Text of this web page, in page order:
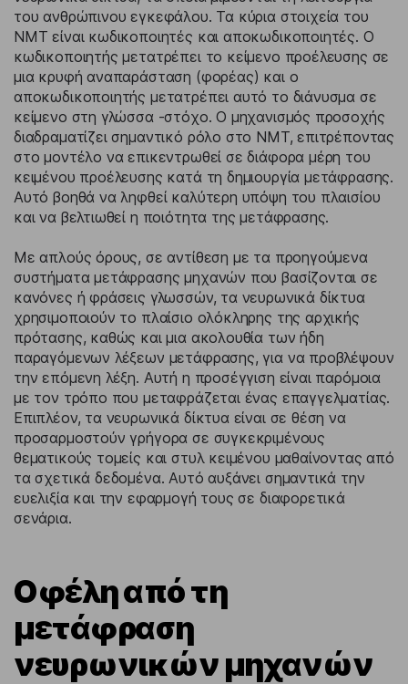
του ανθρώπινου εγκεφάλου. Τα κύρια στοιχεία του
NMT είναι κωδικοποιητές και αποκωδικοποιητές. Ο
κωδικοποιητής μετατρέπει το κείμενο προέλευσης σε
μια κρυφή αναπαράσταση (φορέας) και ο
αποκωδικοποιητής μετατρέπει αυτό το διάνυσμα σε
κείμενο στη γλώσσα -στόχο. Ο μηχανισμός προσοχής
διαδραματίζει σημαντικό ρόλο στο NMT, επιτρέποντας
στο μοντέλο να επικεντρωθεί σε διάφορα μέρη του
κειμένου προέλευσης κατά τη δημιουργία μετάφρασης.
Αυτό βοηθά να ληφθεί καλύτερη υπόψη του πλαισίου
και να βελτιωθεί η ποιότητα της μετάφρασης.
Με απλούς όρους, σε αντίθεση με τα προηγούμενα
συστήματα μετάφρασης μηχανών που βασίζονται σε
κανόνες ή φράσεις γλωσσών, τα νευρωνικά δίκτυα
χρησιμοποιούν το πλαίσιο ολόκληρης της αρχικής
πρότασης, καθώς και μια ακολουθία των ήδη
παραγόμενων λέξεων μετάφρασης, για να προβλέψουν
την επόμενη λέξη. Αυτή η προσέγγιση είναι παρόμοια
με τον τρόπο που μεταφράζεται ένας επαγγελματίας.
Επιπλέον, τα νευρωνικά δίκτυα είναι σε θέση να
προσαρμοστούν γρήγορα σε συγκεκριμένους
θεματικούς τομείς και στυλ κειμένου μαθαίνοντας από
τα σχετικά δεδομένα. Αυτό αυξάνει σημαντικά την
ευελιξία και την εφαρμογή τους σε διαφορετικά
σενάρια.
Οφέλη από τη
μετάφραση
νευρωνικών μηχανών